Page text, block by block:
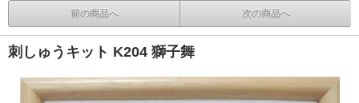
前の商品へ 次の商品へ
刺しゅうキット K204 獅子舞